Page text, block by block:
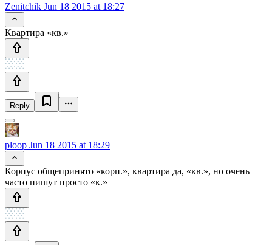
Zenitchik Jun 18 2015 at 18:27
Квартира «кв.»
Reply
ploop Jun 18 2015 at 18:29
Корпус общепринято «корп.», квартира да, «кв.», но очень
часто пишут просто «к.»